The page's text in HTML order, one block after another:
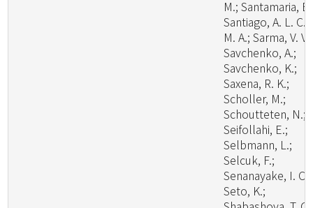
M.; Santamaria,
Santiago, A. L. C.
M. A.; Sarma, V. V.;
Savchenko, A.;
Savchenko, K.;
Saxena, R. K.;
Scholler, M.;
Schoutteten, N.;
Seifollahi, E.;
Selbmann, L.;
Selcuk, F.;
Senanayake, I. C.;
Seto, K.;